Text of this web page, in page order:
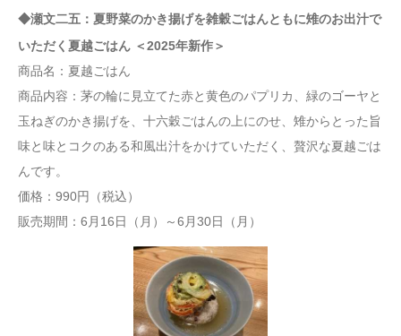
◆瀬文二五：夏野菜のかき揚げを雑穀ごはんともに雉のお出汁で
いただく夏越ごはん ＜2025年新作＞
商品名：夏越ごはん
商品内容：茅の輪に見立てた赤と黄色のパプリカ、緑のゴーヤと
玉ねぎのかき揚げを、十六穀ごはんの上にのせ、雉からとった旨
味と味とコクのある和風出汁をかけていただく、贅沢な夏越ごは
んです。
価格：990円（税込）
販売期間：6月16日（月）～6月30日（月）